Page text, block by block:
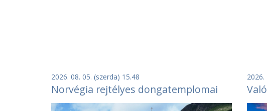
2026. 08. 05. (szerda) 15.48
Norvégia rejtélyes dongatemplomai
2026.